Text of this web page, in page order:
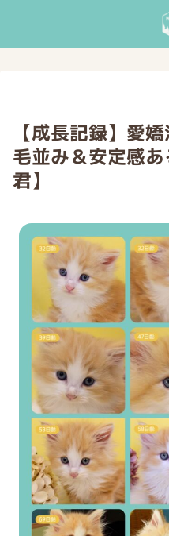
【成長記録】愛
毛並み＆安定感
君】